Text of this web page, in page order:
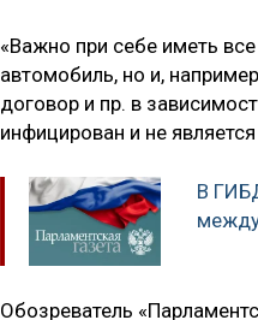
«Важно при себе иметь
автомобиль, но и,
договор и пр. в
инфицирован и не
В
Обозреватель